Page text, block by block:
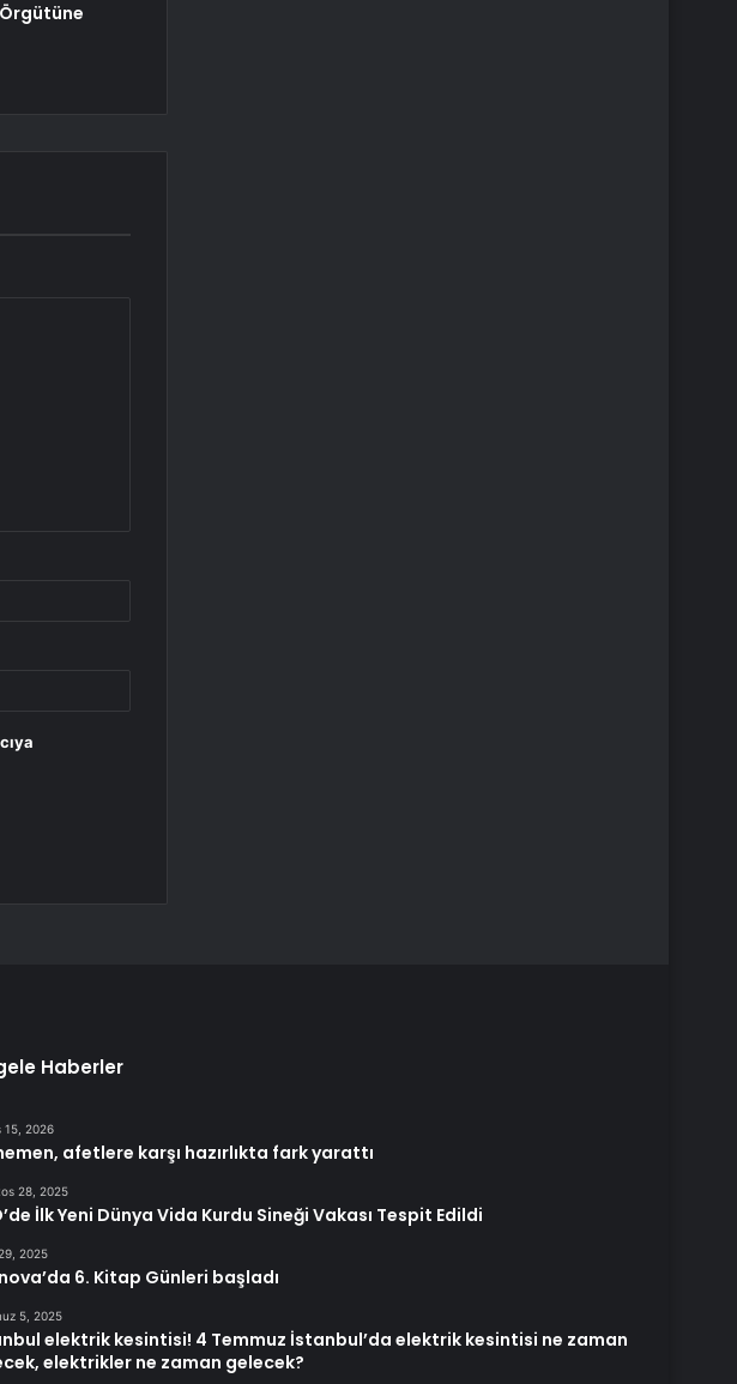
Haberler
15, 2026
afetlere karşı hazırlıkta fark yarattı
28, 2025
İlk Yeni Dünya Vida Kurdu Sineği Vakası Tespit Edildi
2025
6. Kitap Günleri başladı
5, 2025
elektrik kesintisi! 4 Temmuz İstanbul’da elektrik kesintisi ne zaman
elektrikler ne zaman gelecek?